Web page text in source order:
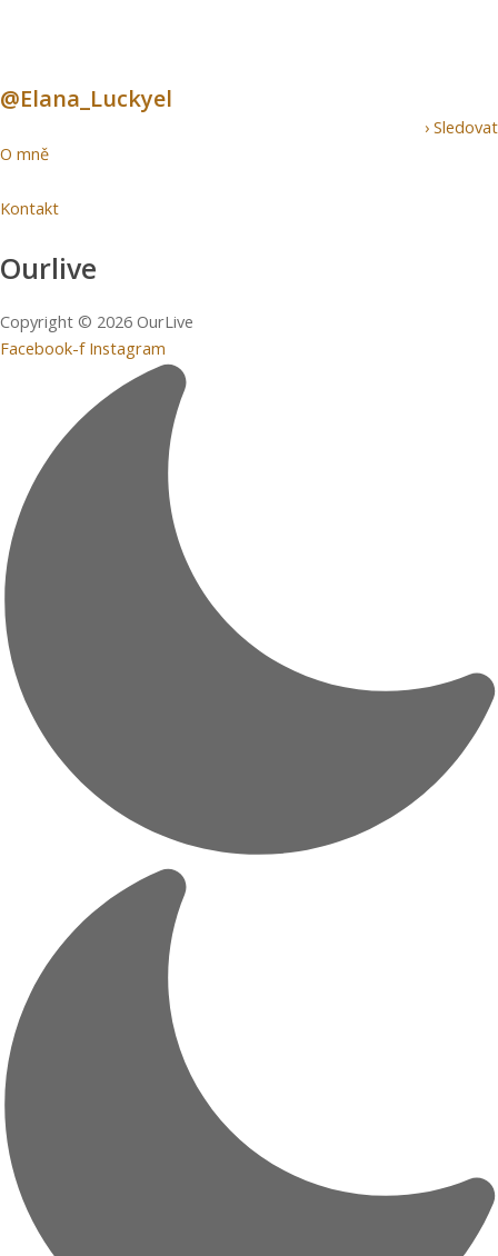
@Elana_Luckyel
› Sledovat
O mně
Kontakt
Ourlive
Copyright © 2026 OurLive
Facebook-f Instagram